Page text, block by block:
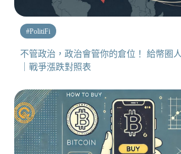
#PolitiFi
不管政治，政治會管你的倉位！ 給幣圈
｜戰爭漲跌對照表